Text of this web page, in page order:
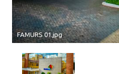
FAMURS 01.jpg